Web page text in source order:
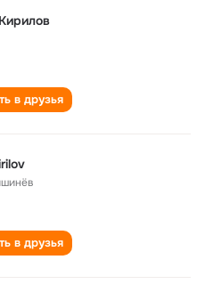
в друзья
в друзья